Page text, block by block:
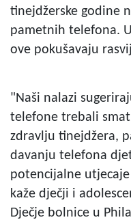
tinejdžerske godine
pametnih telefona.
ove pokušavaju
"Naši nalazi
telefone trebali
zdravlju tinejdžera,
davanju telefona
potencijalne
kaže dječji i
Dječje bolnice u